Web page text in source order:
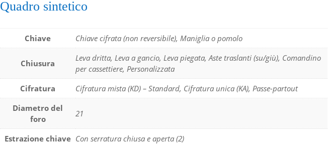
Quadro sintetico
Chiave Chiave cifrata (non reversibile), Maniglia o pomolo
Chiusura
Leva dritta, Leva a gancio, Leva piegata, Aste traslanti (su/giù), Comandino
per cassettiere, Personalizzata
Cifratura
Cifratura mista (KD) – Standard, Cifratura unica (KA), Passe-partout
Diametro del
foro
21
Estrazione chiave Con serratura chiusa e aperta (2)